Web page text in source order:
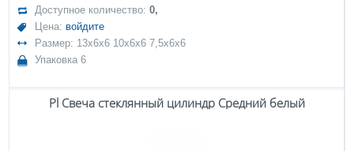
Доступное количество:0,
Цена: войдите
Размер: 13x6x6 10x6x6 7,5x6x6
Упаковка 6
Pl Свеча стеклянный цилиндр Средний белый